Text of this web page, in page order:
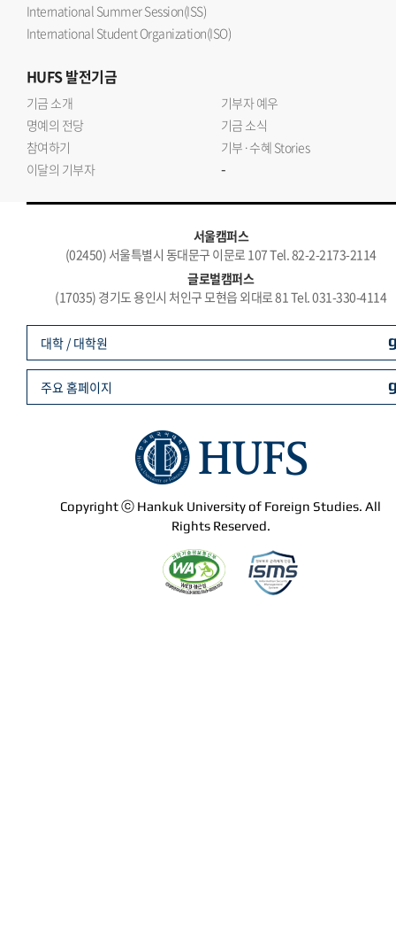
International Summer Session(ISS)
International Student Organization(ISO)
HUFS발전기금
기금 소개
기부자 예우
명예의 전당
기금 소식
참여하기
기부·수혜 Stories
이달의 기부자
-
서울캠퍼스
(02450) 서울특별시 동대문구 이문로 107 Tel. 82-2-2173-2114
글로벌캠퍼스
(17035) 경기도 용인시 처인구 모현읍 외대로 81 Tel. 031-330-4114
Copyright ⓒ Hankuk University of Foreign Studies. All
Rights Reserved.
대학 / 대학원
주요 홈페이지